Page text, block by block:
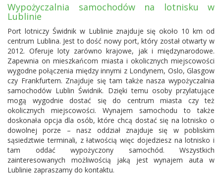
Wypożyczalnia samochodów na lotnisku w
Lublinie
Port lotniczy Świdnik w Lublinie znajduje się około 10 km od
centrum Lublina. Jest to dość nowy port, który został otwarty w
2012. Oferuje loty zarówno krajowe, jak i międzynarodowe.
Zapewnia on mieszkańcom miasta i okolicznych miejscowości
wygodne połączenia między innymi z Londynem, Oslo, Glasgow
czy Frankfurtem. Znajduje się tam także nasza wypożyczalnia
samochodów Lublin Świdnik. Dzięki temu osoby przylatujące
mogą wygodnie dostać się do centrum miasta czy też
okolicznych miejscowości. Wynajem samochodu to także
doskonała opcja dla osób, które chcą dostać się na lotnisko o
dowolnej porze – nasz oddział znajduje się w pobliskim
sąsiedztwie terminali, z łatwością więc dojedziesz na lotnisko i
tam oddać wypożyczony samochód. Wszystkich
zainteresowanych możliwością jaką jest wynajem auta w
Lublinie zapraszamy do kontaktu.